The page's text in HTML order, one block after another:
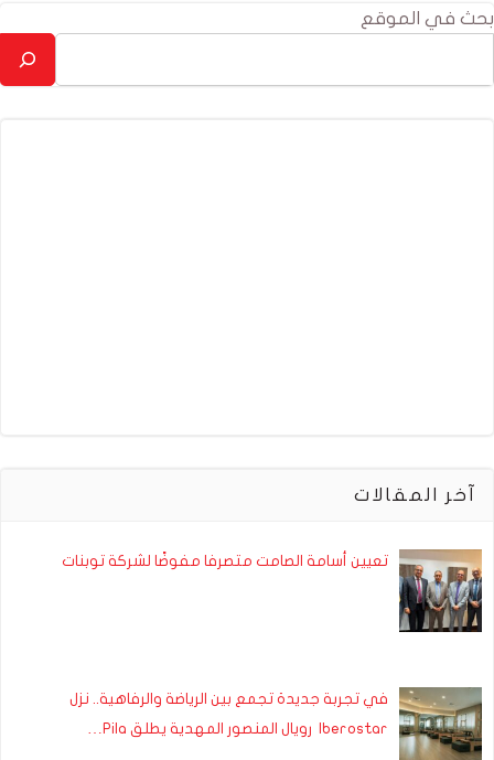
بحث في الموقع
آخر المقالات
تعيين أسامة الصامت متصرفا مفوضًا لشركة توبنات
في تجربة جديدة تجمع بين الرياضة والرفاهية.. نزل
Iberostar رويال المنصور المهدية يطلق Pila…